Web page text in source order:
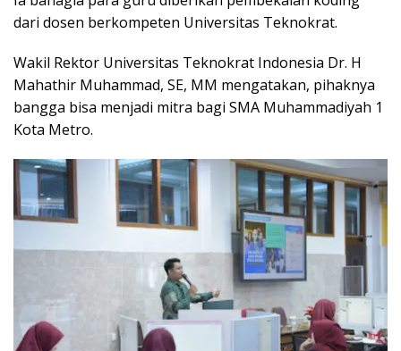
dari dosen berkompeten Universitas Teknokrat.
Wakil Rektor Universitas Teknokrat Indonesia Dr. H
Mahathir Muhammad, SE, MM mengatakan, pihaknya
bangga bisa menjadi mitra bagi SMA Muhammadiyah 1
Kota Metro.